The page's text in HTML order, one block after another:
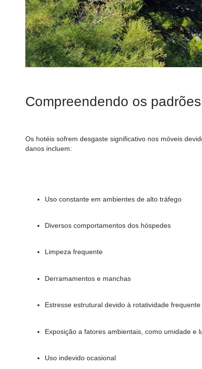
Compreendendo os
Os hotéis sofrem desgaste significativo nos móveis
danos incluem:
Uso constante em ambientes de alto tráfego
Diversos comportamentos dos hóspedes
Limpeza frequente
Derramamentos e manchas
Estresse estrutural devido à rotatividade
Exposição a fatores ambientais, como umidade e
Uso indevido ocasional